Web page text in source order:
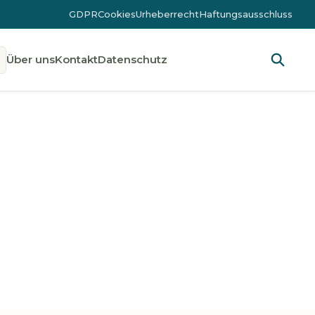
GDPRCookiesUrheberrechtHaftungsausschluss
Über unsKontaktDatenschutz